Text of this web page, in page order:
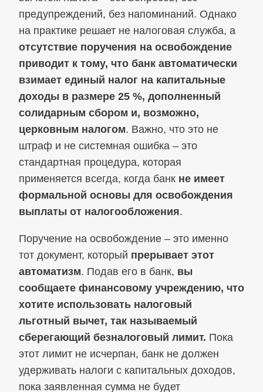
предупреждений, без напоминаний. Однако
на практике решает не налоговая служба, а
отсутствие поручения на освобождение
приводит к тому, что банк автоматически
взимает единый налог на капитальные
доходы в размере 25 %, дополненный
солидарным сбором и, возможно,
церковным налогом. Важно, что это не
штраф и не системная ошибка – это
стандартная процедура, которая
применяется всегда, когда банк не имеет
формальной основы для освобождения
выплаты от налогообложения.
Поручение на освобождение – это именно
тот документ, который прерывает этот
автоматизм. Подав его в банк, вы
сообщаете финансовому учреждению, что
хотите использовать налоговый
льготный вычет, так называемый
сберегающий безналоговый лимит. Пока
этот лимит не исчерпан, банк не должен
удерживать налоги с капитальных доходов,
пока заявленная сумма не будет